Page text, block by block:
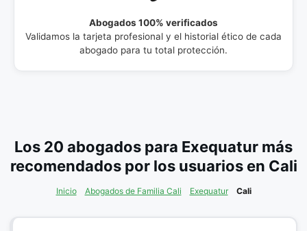
Abogados 100% verificados
Validamos la tarjeta profesional y el historial ético de cada
abogado para tu total protección.
Los 20 abogados para Exequatur más
recomendados por los usuarios en Cali
Inicio Abogados de Familia Cali Exequatur Cali